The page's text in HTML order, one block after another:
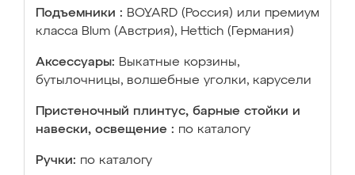
Подъемники : BOYARD (Россия) или премиум
класса Blum (Австрия), Hettich (Германия)
Аксессуары: Выкатные корзины,
бутылочницы, волшебные уголки, карусели
Пристеночный плинтус, барные стойки и
навески, освещение : по каталогу
Ручки: по каталогу